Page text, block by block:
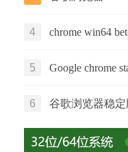
4
5
6